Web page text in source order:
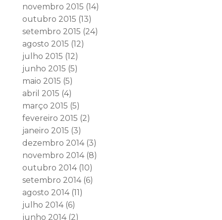
novembro 2015 (14)
outubro 2015 (13)
setembro 2015 (24)
agosto 2015 (12)
julho 2015 (12)
junho 2015 (5)
maio 2015 (5)
abril 2015 (4)
março 2015 (5)
fevereiro 2015 (2)
janeiro 2015 (3)
dezembro 2014(3)
novembro 2014(8)
outubro 2014(10)
setembro 2014(6)
agosto 2014(11)
julho 2014(6)
junho 2014(2)